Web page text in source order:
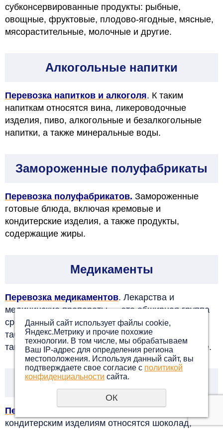
субконсервированные продукты: рыбные,
овощные, фруктовые, плодово-ягодные, мясные,
мясорастительные, молочные и другие.
Алкогольные напитки
Перевозка напитков и алкоголя. К таким
напиткам относятся вина, ликероводочные
изделия, пиво, алкогольные и безалкогольные
напитки, а также минеральные воды.
Замороженные полуфабрикаты
Перевозка полуфабрикатов. Замороженные
готовые блюда, включая кремовые и
кондитерские изделия, а также продукты,
содержащие жиры.
Медикаменты
Перевозка медикаментов. Лекарства и
медицинские препараты — это обширная группа
средств, включающая разнообразные формы:
таблетки, капсулы, вакцины, растворы, мази, а
также ветеринарные препараты и многое другое.
Кондитерские изделия
Перевозка кондитерских изделий. К сахаристым
кондитерским изделиям относятся шоколад,
Данный сайт использует файлы cookie,
Яндекс.Метрику и прочие похожие
технологии. В том числе, мы обрабатываем
Ваш IP-адрес для определения региона
местоположения. Используя данный сайт, вы
подтверждаете свое согласие с политикой
конфиденциальности сайта.
ОК